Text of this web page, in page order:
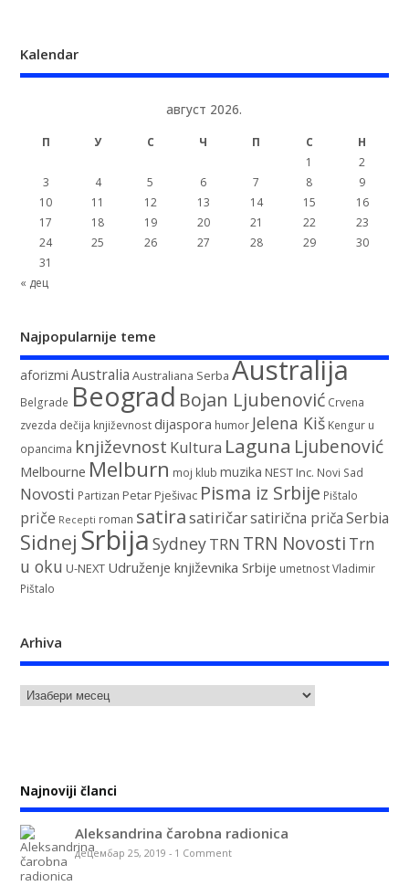
Kalendar
август 2026.
П У С Ч П С
Н
1
2
3
4 5 6 7 8
9
10
11 12 13 14 15
16
17
18 19 20 21 22
23
24
25 26 27 28 29
30
31
« дец
Najpopularnije teme
aforizmi Australia Australiana Serba Australija
Belgrade Beograd Bojan Ljubenović Crvena
zvezda dečija književnostdijaspora humor Jelena Kiš Kengur u
opancima književnost Kultura Laguna Ljubenović
Melbourne Melburn moj klub muzika NEST Inc. Novi Sad
Novosti Partizan Petar Pješivac Pisma iz Srbije Pištalo
priče Recepti roman satirasatiričarsatirična pričaSerbia
Sidnej Srbija SydneyTRN TRN Novosti Trn
u oku U-NEXT Udruženje književnika Srbije umetnostVladimir
Pištalo
Arhiva
Najnoviji članci
Aleksandrina čarobna radionica
децембар 25, 2019 - 1 Comment